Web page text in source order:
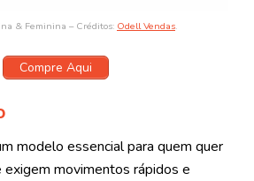
& Feminina – Créditos: Odell Vendas.
Compre Aqui
modelo essencial para quem quer
movimentos rápidos e